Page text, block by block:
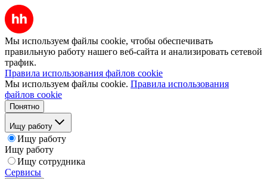
Мы используем файлы cookie, чтобы обеспечивать
правильную работу нашего веб-сайта и анализировать сетевой
трафик.
Правила использования файлов cookie
Мы используем файлы cookie. Правила использования
файлов cookie
Понятно
Ищу работу
Ищу работу
Ищу работу
Ищу сотрудника
Сервисы